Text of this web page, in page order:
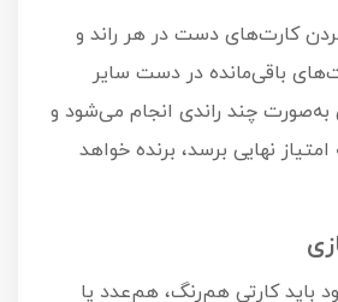
کارت‌های دست در هر راند و
باقی‌مانده در دست سایر
به‌صورت چند راندی انجام می‌شود و
امتیاز نهایی برسد، برنده خواهد
باید کارتی هم‌رنگ، هم‌عدد یا